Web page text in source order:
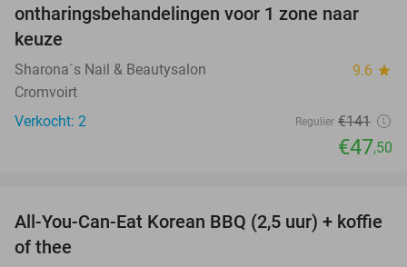
ontharingsbehandelingen voor 1 zone naar
keuze
Sharona´s Nail & Beautysalon 9.6 star
Cromvoirt
Verkocht: 2
Regulier €141
€47,50
26%
All-You-Can-Eat Korean BBQ (2,5 uur) + koffie
of thee